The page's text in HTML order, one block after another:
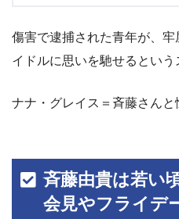
傷害で逮捕された青年が、
イドルに思いを馳せるという
ナナ・グレイス＝斉藤さんと
斉藤由貴は若い
会見やフライデ